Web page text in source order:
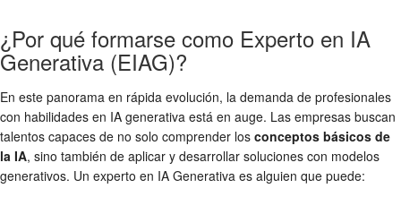
¿Por qué formarse como Experto en IA
Generativa (EIAG)?
En este panorama en rápida evolución, la demanda de profesionales
con habilidades en IA generativa está en auge. Las empresas buscan
talentos capaces de no solo comprender los conceptos básicos de
la IA, sino también de aplicar y desarrollar soluciones con modelos
generativos. Un experto en IA Generativa es alguien que puede: